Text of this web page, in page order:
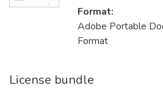
Format:
Adobe Portable
Format
License bundle